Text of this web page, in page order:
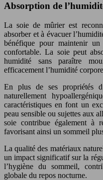
Absorption de
La soie de mûrier est
absorber et à évacuer
bénéfique pour maintenir
confortable. La soie peut
humidité sans paraître
efficacement l’humidité
En plus de ses propriétés
naturellement
caractéristiques en font un
peau sensible ou sujettes aux
soie contribue également à
favorisant ainsi un sommeil
La qualité des matériaux
un impact significatif sur la
l’hygiène du sommeil,
globale du repos nocturne.